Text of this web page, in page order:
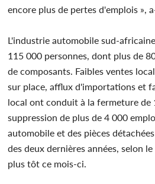
encore plus de pertes d'emplois »,
L'industrie automobile sud-
115 000 personnes, dont plus de
de composants. Faibles ventes
sur place, afflux d'importations et
local ont conduit à la fermeture de
suppression de plus de 4 000
automobile et des pièces
des deux dernières années, selon
plus tôt ce mois-ci.